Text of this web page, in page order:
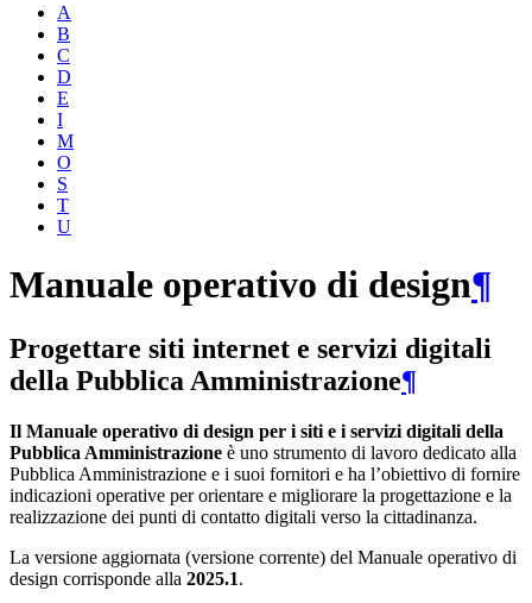
A
B
C
D
E
I
M
O
S
T
U
Manuale operativo di design¶
Progettare siti internet e servizi digitali
della Pubblica Amministrazione¶
Il Manuale operativo di design per i siti e i servizi digitali della
Pubblica Amministrazione è uno strumento di lavoro dedicato alla
Pubblica Amministrazione e i suoi fornitori e ha l’obiettivo di fornire
indicazioni operative per orientare e migliorare la progettazione e la
realizzazione dei punti di contatto digitali verso la cittadinanza.
La versione aggiornata (versione corrente) del Manuale operativo di
design corrisponde alla 2025.1.